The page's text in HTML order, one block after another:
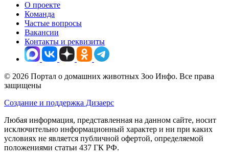
О проекте
Команда
Частые вопросы
Вакансии
Контакты и реквизиты
© 2026 Портал о домашних животных Зоо Инфо. Все права
защищены
Создание и поддержка Дизаерс
Любая информация, представленная на данном сайте, носит
исключительно информационный характер и ни при каких
условиях не является публичной офертой, определяемой
положениями статьи 437 ГК РФ.